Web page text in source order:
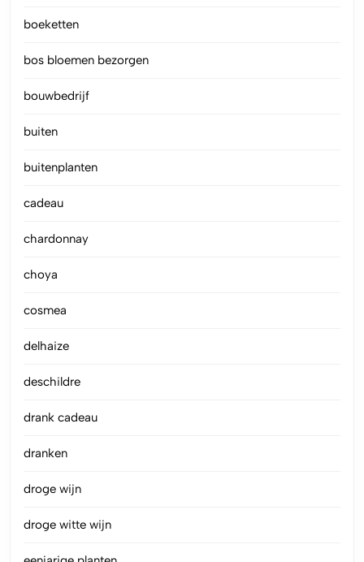
boeketten
bos bloemen bezorgen
bouwbedrijf
buiten
buitenplanten
cadeau
chardonnay
choya
cosmea
delhaize
deschildre
drank cadeau
dranken
droge wijn
droge witte wijn